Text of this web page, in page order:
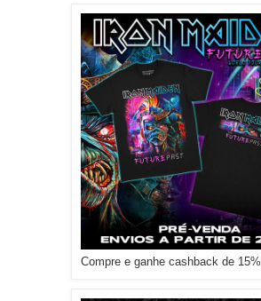
Compre e ganhe cashback de 15%